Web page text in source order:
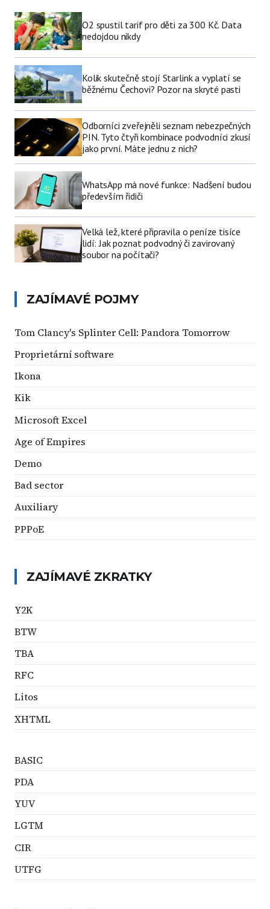
O2 spustil tarif pro děti za 300 Kč. Data
nedojdou nikdy
Kolik skutečně stojí Starlink a vyplatí se
běžnému Čechovi? Pozor na skryté pasti
Odborníci zveřejněli seznam nebezpečných
PIN. Tyto čtyři kombinace podvodníci zkusí
jako první. Máte jednu z nich?
WhatsApp má nové funkce: Nadšení budou
především řidiči
Velká lež, které připravila o peníze tisíce
lidí: Jak poznat podvodný či zavirovaný
soubor na počítači?
ZAJÍMAVÉ POJMY
Tom Clancy's Splinter Cell: Pandora Tomorrow
Proprietární software
Ikona
Kik
Microsoft Excel
Age of Empires
Demo
Bad sector
Auxiliary
PPPoE
ZAJÍMAVÉ ZKRATKY
Y2K
BTW
TBA
RFC
Litos
XHTML
BASIC
PDA
YUV
LGTM
CIR
UTFG